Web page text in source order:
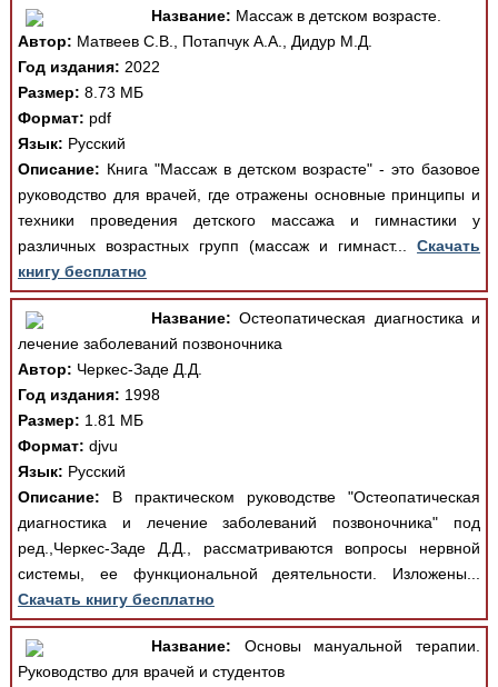
Название: Массаж в детском возрасте.
Автор: Матвеев С.В., Потапчук А.А., Дидур М.Д.
Год издания: 2022
Размер: 8.73 МБ
Формат: pdf
Язык: Русский
Описание: Книга "Массаж в детском возрасте" - это базовое
руководство для врачей, где отражены основные принципы и
техники проведения детского массажа и гимнастики у
различных возрастных групп (массаж и гимнаст...Скачать
книгу бесплатно
Название: Остеопатическая диагностика и
лечение заболеваний позвоночника
Автор: Черкес-Заде Д.Д.
Год издания: 1998
Размер: 1.81 МБ
Формат: djvu
Язык: Русский
Описание: В практическом руководстве "Остеопатическая
диагностика и лечение заболеваний позвоночника" под
ред.,Черкес-Заде Д.Д., рассматриваются вопросы нервной
системы, ее функциональной деятельности. Изложены...
Скачать книгу бесплатно
Название: Основы мануальной терапии.
Руководство для врачей и студентов